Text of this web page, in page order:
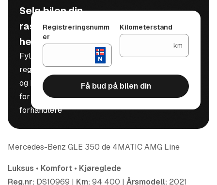
Selg bilen din
raskt, trygt og
helt gratis
Fyll inn
registreringsnummer
og kilometerstand
for å motta bud fra
forhandlere
Registreringsnumm
er
Kilometerstand
km
Få bud på bilen din
Mercedes-Benz GLE 350 de 4MATIC AMG Line
Luksus • Komfort • Kjøreglede
Reg.nr: DS10969 | Km: 94 400 | Årsmodell: 2021